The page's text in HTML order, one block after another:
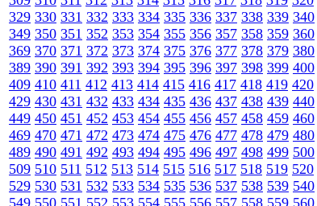
329 330 331 332 333 334 335 336 337 338 339 340
349 350 351 352 353 354 355 356 357 358 359 360
369 370 371 372 373 374 375 376 377 378 379 380
389 390 391 392 393 394 395 396 397 398 399 400
409 410 411 412 413 414 415 416 417 418 419 420
429 430 431 432 433 434 435 436 437 438 439 440
449 450 451 452 453 454 455 456 457 458 459 460
469 470 471 472 473 474 475 476 477 478 479 480
489 490 491 492 493 494 495 496 497 498 499 500
509 510 511 512 513 514 515 516 517 518 519 520
529 530 531 532 533 534 535 536 537 538 539 540
549 550 551 552 553 554 555 556 557 558 559 560